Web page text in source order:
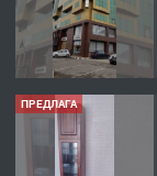
ПРЕДЛАГА